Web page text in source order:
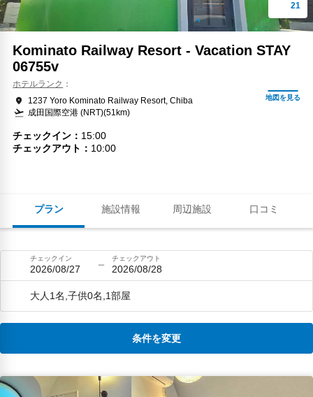
プラン 施設情報 周辺施設 口コミ
Kominato Railway Resort - Vacation STAY
06755v
ホテルランク
1237 Yoro Kominato Railway Resort, Chiba
成田国際空港 (NRT)(51km)
チェックイン
15:00
チェックアウト
10:00
チェックイン
2026/08/27
チェックアウト
2026/08/28
大人1名,子供0名,1部屋
条件を変更